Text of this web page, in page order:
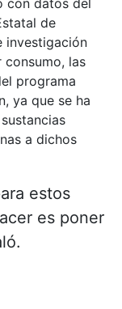
de
investigación
las
programa
ya que se ha
a dichos
estos
es poner